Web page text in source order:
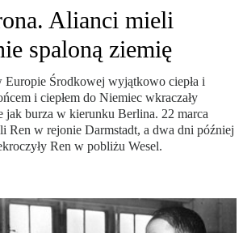
Alianci mieli
spaloną ziemię
Europie Środkowej wyjątkowo ciepła i
i ciepłem do Niemiec wkraczały
jak burza w kierunku Berlina. 22 marca
Ren w rejonie Darmstadt, a dwa dni później
Ren w pobliżu Wesel.